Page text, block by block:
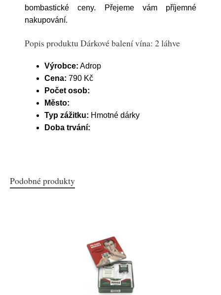
bombastické ceny. Přejeme vám příjemné
nakupování.
Popis produktu Dárkové balení vína: 2 láhve
Výrobce: Adrop
Cena: 790 Kč
Počet osob:
Město:
Typ zážitku: Hmotné dárky
Doba trvání:
Podobné produkty